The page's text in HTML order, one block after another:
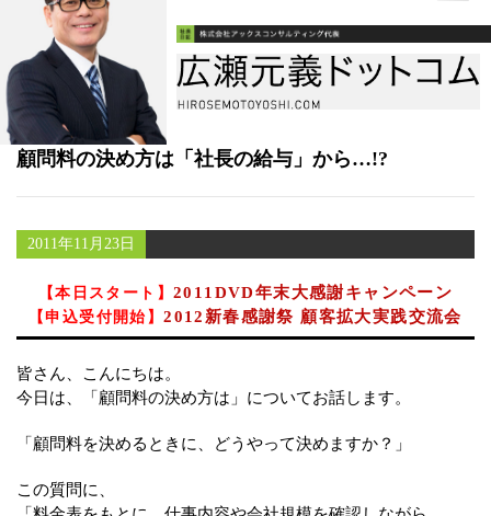
書籍
メールマガジン（無料）
講演・取材依頼
セミナー
顧問料の決め方は「社長の給与」から…!?
2011年11月23日
【本日スタート】 2011DVD年末大感謝キャンペーン
【申込受付開始】2012新春感謝祭 顧客拡大実践交流会
皆さん、こんにちは。
今日は、「顧問料の決め方は」についてお話します。
「顧問料を決めるときに、どうやって決めますか？」
この質問に、